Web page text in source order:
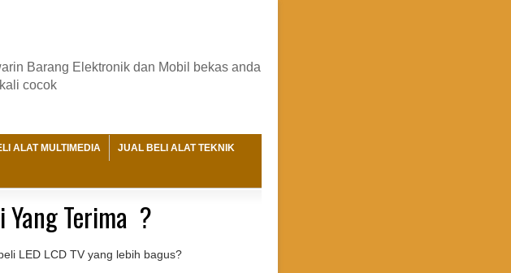
Barang Elektronik dan Mobil bekas anda
cocok
ALAT MULTIMEDIA JUAL BELI ALAT TEKNIK
Yang Terima ?
LED LCD TV yang lebih bagus?